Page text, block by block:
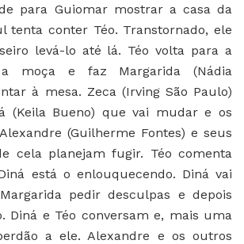
para Guiomar mostrar a casa da
tenta conter Téo. Transtornado, ele
levá-lo até lá. Téo volta para a
moça e faz Margarida (Nádia
à mesa. Zeca (Irving São Paulo)
(Keila Bueno) que vai mudar e os
(Guilherme Fontes) e seus
cela planejam fugir. Téo comenta
está o enlouquecendo. Diná vai
pedir desculpas e depois
Diná e Téo conversam e, mais uma
a ele. Alexandre e os outros